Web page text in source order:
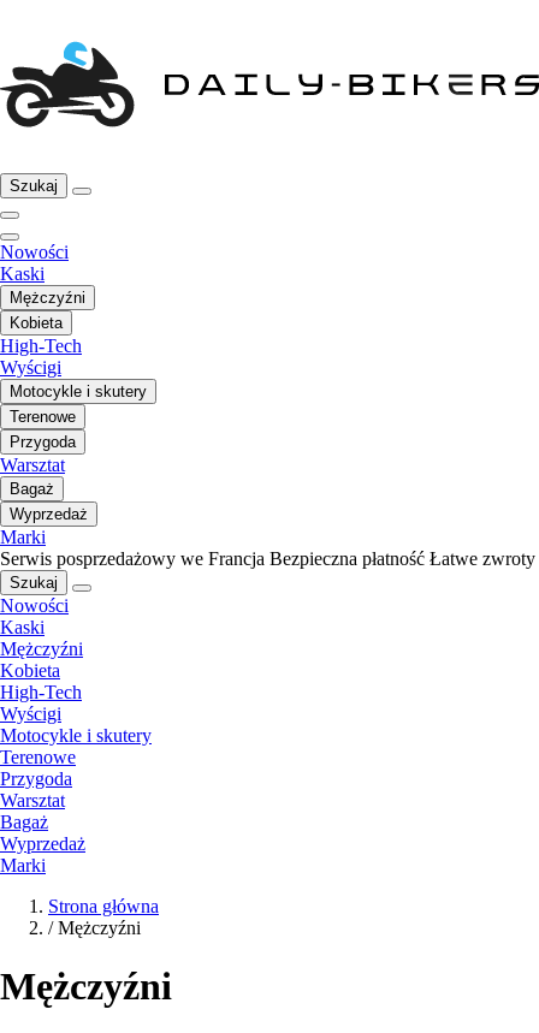
Szukaj
Nowości
Kaski
Mężczyźni
Kobieta
High-Tech
Wyścigi
Motocykle i skutery
Terenowe
Przygoda
Warsztat
Bagaż
Wyprzedaż
Marki
Serwis posprzedażowy we Francja Bezpieczna płatność Łatwe zwroty
Szukaj
Nowości
Kaski
Mężczyźni
Kobieta
High-Tech
Wyścigi
Motocykle i skutery
Terenowe
Przygoda
Warsztat
Bagaż
Wyprzedaż
Marki
Strona główna
/ Mężczyźni
Mężczyźni